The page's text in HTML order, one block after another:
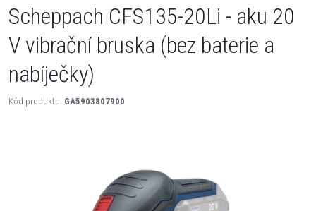
Scheppach CFS135-20Li - aku 20
V vibrační bruska (bez baterie a
nabíječky)
Kód produktu: GA5903807900